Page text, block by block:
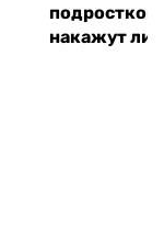
подростком
накажут ли